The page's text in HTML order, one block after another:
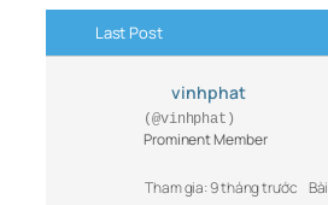
Last Post
vinhphat
(@vinhphat)
Prominent Member
Tham gia: 9 tháng trước